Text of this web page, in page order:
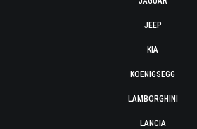
JEEP
KIA
KOENIGSEGG
LAMBORGHINI
LANCIA